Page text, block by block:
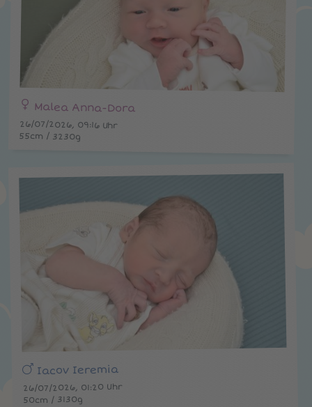
Malea Anna-Dora
26/07/2026, 09:16 Uhr
55cm / 3230g
Iacov Ieremia
26/07/2026, 01:20 Uhr
50cm / 3130g